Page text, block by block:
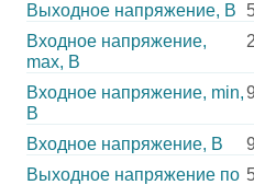
Выходное напряжение, В
Входное напряжение,
max, В
Входное напряжение, min,
В
Входное напряжение, В
Выходное напряжение по